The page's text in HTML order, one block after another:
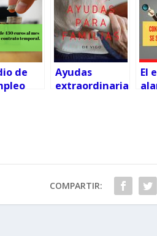
de
Ayudas
extraordinaria
El
COMPARTIR: